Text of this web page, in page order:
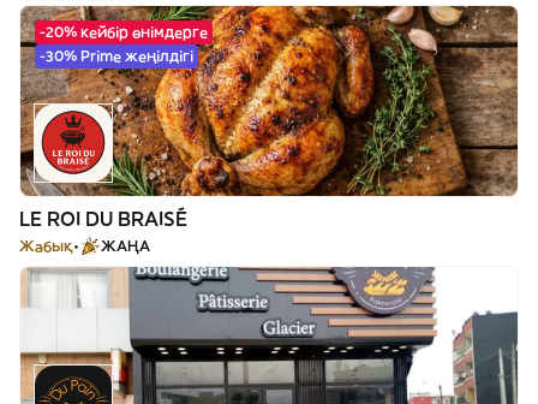
-20% кейбір өнімдерге
-30% Prime жеңілдігі
LE ROI DU BRAISÉ
Жабық ЖАҢА